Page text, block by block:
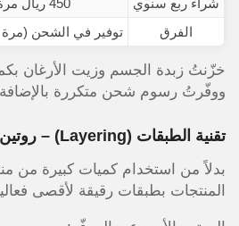
شراء ربع سنوي
450 ريال مرة واحدة
الفرق
توفير في الشحن (مرة
ووفّرتُ رسوم شحن متكررة
تقنية الطبقات (Layering) – روتين اقتصادي طويل الأمد
بدلاً من استخدام كميات كبيرة من
المنتجات بطبقات رقيقة لأقصى